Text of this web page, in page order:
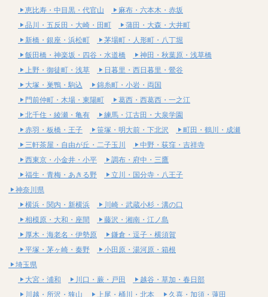
恵比寿・中目黒・代官山
麻布・六本木・赤坂
品川・五反田・大崎・田町
蒲田・大森・大井町
新橋・銀座・浜松町
茅場町・人形町・八丁堀
飯田橋・神楽坂・四谷・水道橋
神田・秋葉原・浅草橋
上野・御徒町・浅草
日暮里・西日暮里・鶯谷
大塚・巣鴨・駒込
錦糸町・小岩・両国
門前仲町・木場・東陽町
葛西・西葛西・一之江
北千住・綾瀬・亀有
練馬・江古田・大泉学園
赤羽・板橋・王子
笹塚・明大前・下北沢
町田・鶴川・成瀬
三軒茶屋・自由が丘・二子玉川
中野・荻窪・吉祥寺
西東京・小金井・小平
調布・府中・三鷹
福生・青梅・あきる野
立川・国分寺・八王子
神奈川県
横浜・関内・新横浜
川崎・武蔵小杉・溝の口
相模原・大和・座間
藤沢・湘南・江ノ島
厚木・海老名・伊勢原
鎌倉・逗子・横須賀
平塚・茅ヶ崎・秦野
小田原・湯河原・箱根
埼玉県
大宮・浦和
川口・蕨・戸田
越谷・草加・春日部
川越・所沢・狭山
上尾・桶川・北本 久喜・加須・蓮田